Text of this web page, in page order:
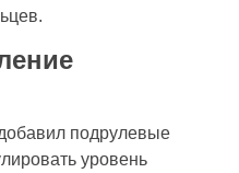
подрулевые
уровень